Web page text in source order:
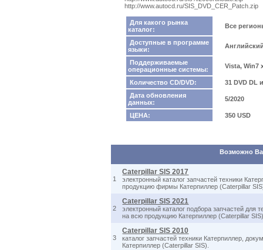
http://www.autocd.ru/SIS_DVD_CER_Patch.zip
Для какого рынка
каталог:
Все
Доступные в программе
языки:
Поддерживаемые
операционные системы:
Vista, Win7
Количество CD/DVD:
31 DVD DL
Дата обновления
данных:
5/2020
ЦЕНА: 350 USD
Возможно
1
Caterpillar SIS 2017
электронный каталог запчастей техники
продукцию фирмы Катерпиллер (Caterpillar
2
Caterpillar SIS 2021
электронный каталог подбора запчастей для
на всю продукцию Катерпиллер (Caterpillar
3
Caterpillar SIS 2010
каталог запчастей техники Катерпиллер,
Катерпиллер (Caterpillar SIS).